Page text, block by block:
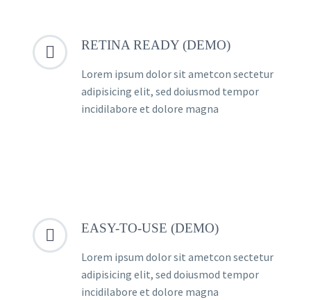

 RETINA READY (DEMO)
Lorem ipsum dolor sit ametcon sectetur
adipisicing elit, sed doiusmod tempor
incidilabore et dolore magna

 EASY-TO-USE (DEMO)
Lorem ipsum dolor sit ametcon sectetur
adipisicing elit, sed doiusmod tempor
incidilabore et dolore magna